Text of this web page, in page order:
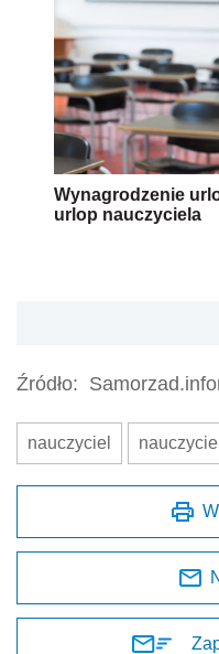
Wynagrodzenie
urlop nauczyciela
Źródło:
nauczyciel